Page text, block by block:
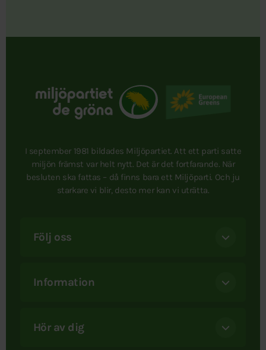
I september 1981 bildades Miljöpartiet. Att ett parti satte
miljön främst var helt nytt. Det är det fortfarande. När
besluten ska fattas – då finns bara ett Miljöparti. Och ju
starkare vi blir, desto mer kan vi uträtta.
Följ oss
Information
Hör av dig